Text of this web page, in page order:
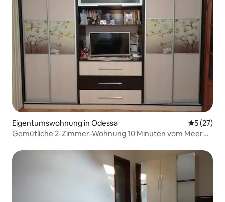
Eigentumswohnung in Odessa
5 (27)
Gemütliche 2-Zimmer-Wohnung 10 Minuten vom Meer